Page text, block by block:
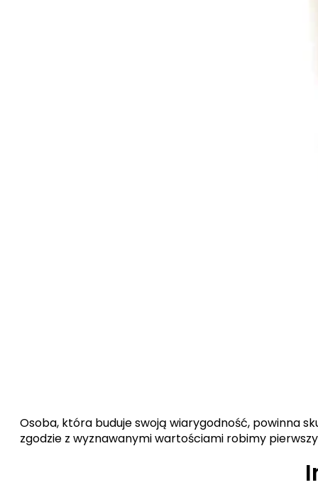
Osoba, która buduje swoją wiarygodność, powinna
zgodzie z wyznawanymi wartościami robimy